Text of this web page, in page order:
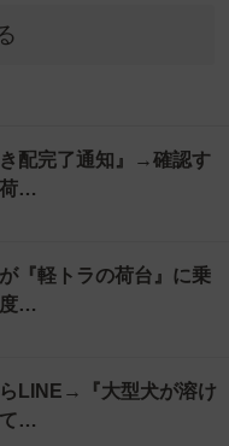
配完了通知』→確認す
荷…
『軽トラの荷台』に乗
…
LINE→『大型犬が溶け
て…